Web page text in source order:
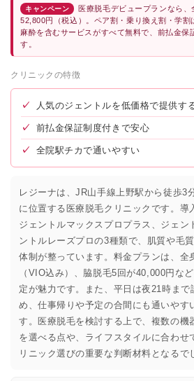
キャンペーン
医療脱毛デビュープランなら
52,800円（税込）。ペア割・乗り換え割・学割
麻酔を含むサービスがすべて無料で、前払金保
す。
クリニックの特徴
✓ 人気のジェントルを低価格で提供す
✓ 前払金保証制度付きで安心
✓ 全院駅チカで通いやすい
レジーナは、JR山手線上野駅から徒歩3
に位置する医療脱毛クリニックです。導
ジェントルマックスプロプラス、ジェン
ントルレーズプロの3種類で、肌質や毛
体制が整っています。料金プランは、全
（VIO込み）、脇脱毛5回が40,000円な
定が魅力です。また、平日は夜21時まで
め、仕事帰りや予定の合間にも通いやす
す。医療脱毛を検討する上で、複数の機
を選べる点や、ライフスタイルに合わせ
リニック選びの重要な判断材料となるで